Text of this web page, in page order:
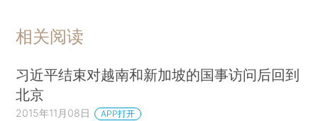
相关阅读
习近平结束对越南和新加坡的国事访问后回到
北京
2015年11月08日 APP打开